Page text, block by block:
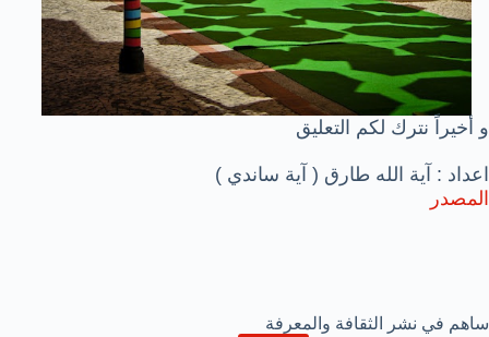
و أخيراً نترك لكم التعليق
اعداد : آية الله طارق ( آية ساندي )
المصدر
ساهم في نشر الثقافة والمعرفة